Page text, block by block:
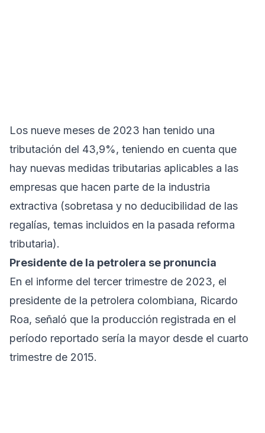
Los nueve meses de 2023 han tenido una
tributación del 43,9%, teniendo en cuenta que
hay nuevas medidas tributarias aplicables a las
empresas que hacen parte de la industria
extractiva (sobretasa y no deducibilidad de las
regalías, temas incluidos en la pasada reforma
tributaria).
Presidente de la petrolera se pronuncia
En el informe del tercer trimestre de 2023, el
presidente de la petrolera colombiana, Ricardo
Roa, señaló que la producción registrada en el
período reportado sería la mayor desde el cuarto
trimestre de 2015.